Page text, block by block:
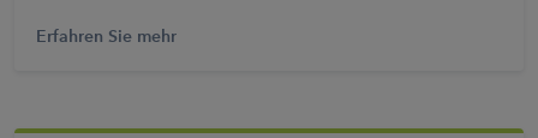
Erfahren Sie mehr